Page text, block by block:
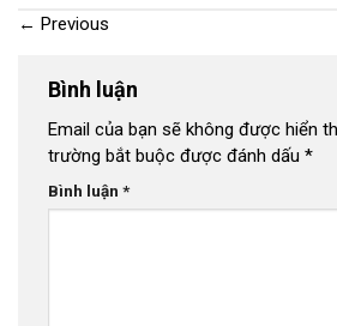
← Previous
Bình luận
Email của bạn sẽ không được hiển
trường bắt buộc được đánh dấu *
Bình luận *